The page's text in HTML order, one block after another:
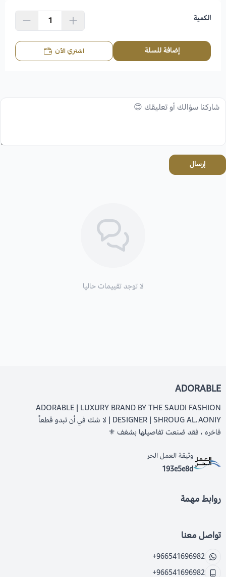
الكمية
إضافة للسلة اشتري الآن
إرسال
لا توجد تقييمات حاليا
ADORABLE
ADORABLE | LUXURY BRAND BY THE SAUDI FASHION
DESIGNER | SHROUG AL.AONIY | لا شك في أن تبدو قطعاً
فاخره ، فقد صُنعت تفاصيلها بشغف ⚜️
وثيقة العمل الحر
193e5e8d
روابط مهمة
تواصل معنا
+966541696982
+966541696982